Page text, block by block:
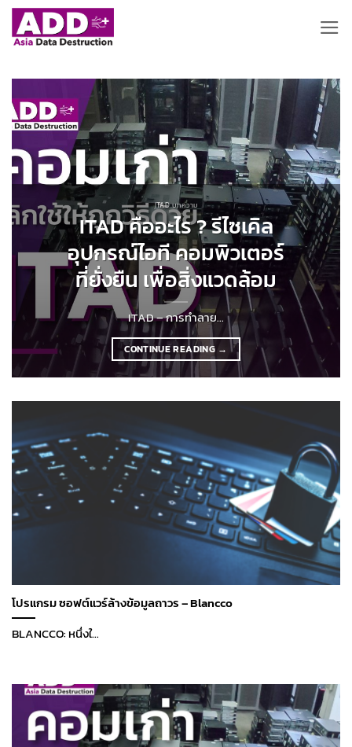
ข้าม
ไป
เนื้อหา
ITAD บทความ
ITAD คืออะไร ? รีไซเคิล
อุปกรณ์ไอที คอมพิวเตอร์
ที่ยั่งยืน เพื่อสิ่งแวดล้อม
ITAD – การทำลาย...
CONTINUE READING →
โปรแกรม ซอฟต์แวร์ล้างข้อมูลถาวร – Blancco
BLANCCO: หนึ่งใ...